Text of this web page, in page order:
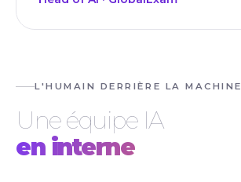
L'HUMAIN DERRIÈRE LA MACHINE
Une équipe IA
en interne